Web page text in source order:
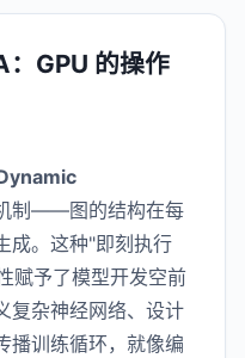
GPU 的操作
制——图的结构在每
成。这种"即刻执行
赋予了模型开发空前
复杂神经网络、设计
播训练循环，就像编